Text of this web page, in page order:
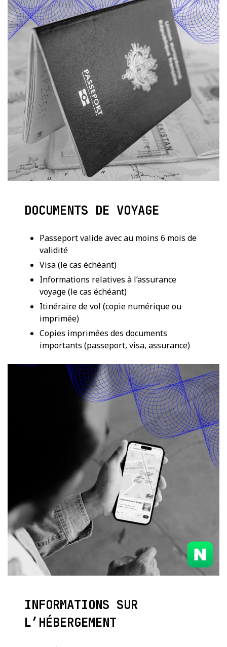
DOCUMENTS DE VOYAGE
Passeport valide avec au moins 6 mois de
validité
Visa (le cas échéant)
Informations relatives à l’assurance
voyage (le cas échéant)
Itinéraire de vol (copie numérique ou
imprimée)
Copies imprimées des documents
importants (passeport, visa, assurance)
INFORMATIONS SUR
L’HÉBERGEMENT